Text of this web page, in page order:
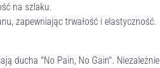
na szlaku.
zapewniając trwałość i elastyczność.
ducha "No Pain, No Gain". Niezależnie